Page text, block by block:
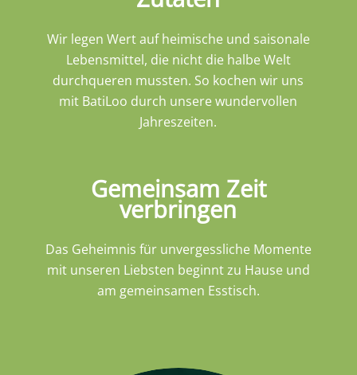
durchqueren mussten. So kochen wir uns
mit BatiLoo durch unsere wundervollen
Jahreszeiten.
Gemeinsam Zeit
verbringen
Das Geheimnis für unvergessliche Momente
mit unseren Liebsten beginnt zu Hause und
am gemeinsamen Esstisch.